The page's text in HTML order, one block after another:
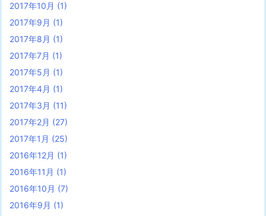
2017年10月 (1)
2017年9月 (1)
2017年8月 (1)
2017年7月 (1)
2017年5月 (1)
2017年4月 (1)
2017年3月 (11)
2017年2月 (27)
2017年1月 (25)
2016年12月 (1)
2016年11月 (1)
2016年10月 (7)
2016年9月 (1)